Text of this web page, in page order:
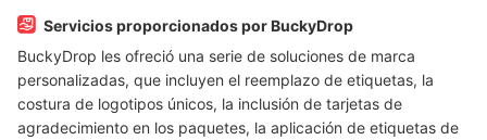
Servicios proporcionados por BuckyDrop
BuckyDrop les ofreció una serie de soluciones de marca
personalizadas, que incluyen el reemplazo de etiquetas, la
costura de logotipos únicos, la inclusión de tarjetas de
agradecimiento en los paquetes, la aplicación de etiquetas de